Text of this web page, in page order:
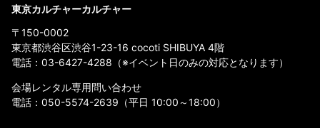
東京カルチャーカルチャー
〒150-0002
東京都渋谷区渋谷1-23-16 cocoti SHIBUYA 4階
電話： 03-6427-4288 （※イベント日のみの対応となります）
会場レンタル専用問い合わせ
電話： 050-5574-2639 （平日 10:00～18:00）